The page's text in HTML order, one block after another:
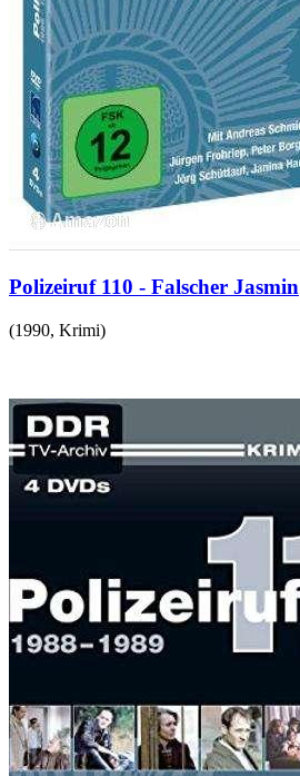
Polizeiruf 110 - Falscher Jasmin
(1990, Krimi)